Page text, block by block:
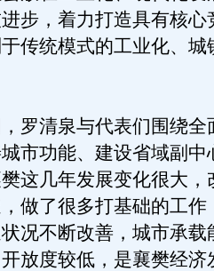
步，着力打造具有核心
传统模式的工业化、城
清泉与代表们围绕全
市功能、建设省域副中
这几年发展变化很大，
做了很多打基础的工作
况不断改善，城市承载
放度较低，是襄樊经济